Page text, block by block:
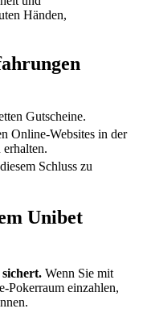
Händen,
Gutscheine.
Online-Websites in der
Schluss zu
Unibet
Wenn Sie mit
Pokerraum einzahlen,